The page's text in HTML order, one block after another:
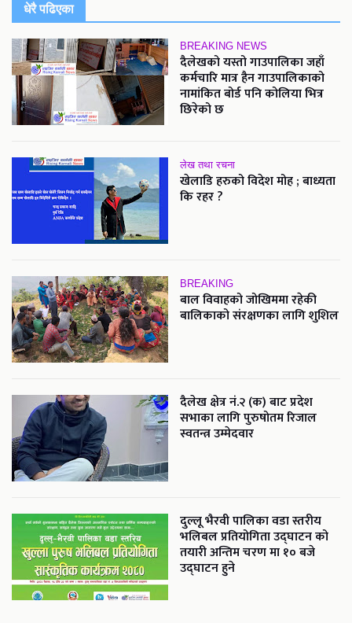
धेरै पढिएका
BREAKING NEWS
दैलेखको यस्तो गाउपालिका जहाँ
कर्मचारि मात्र हैन गाउपालिकाको
नामांकित बोर्ड पनि कोलिया भित्र
छिरेको छ
लेख तथा रचना
खेलाडि हरुको विदेश मोह ; बाध्यता
कि रहर ?
BREAKING
बाल विवाहको जोखिममा रहेकी
बालिकाको संरक्षणका लागि शुशिल
दैलेख क्षेत्र नं.२ (क) बाट प्रदेश
सभाका लागि पुरुषोतम रिजाल
स्वतन्त्र उम्मेदवार
दुल्लू भैरवी पालिका वडा स्तरीय
भलिबल प्रतियोगिता उद्घाटन को
तयारी अन्तिम चरण मा १० बजे
उद्घाटन हुने